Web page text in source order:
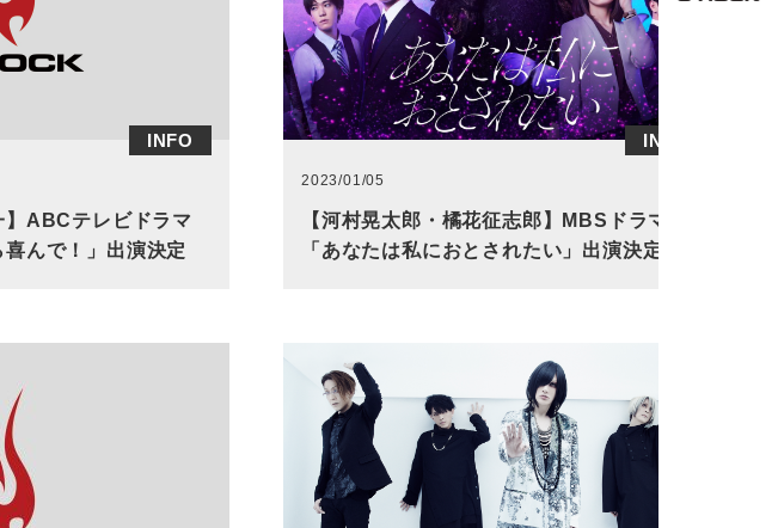
INFO
】ABCテレビドラマ
喜んで！」出演決定
INFO
2023/01/05
【河村晃太郎・橘花征志郎】MBSドラマ
「あなたは私におとされたい」出演決定